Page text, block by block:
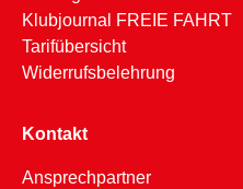
Klubjournal FREIE FAHRT
Tarifübersicht
Widerrufsbelehrung
Kontakt
Ansprechpartner